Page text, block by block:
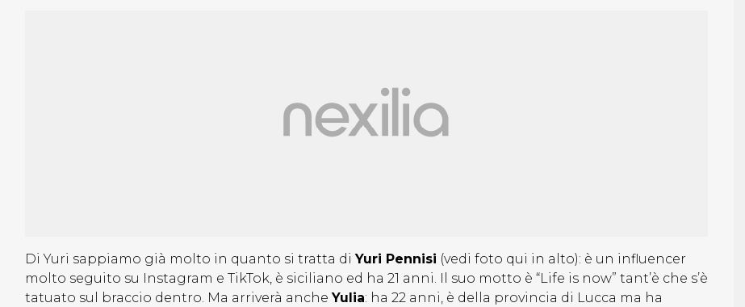
Di Yuri sappiamo già molto in quanto si tratta diYuri Pennisi (vedi foto qui in alto): è un influencer
molto seguito su Instagram e TikTok, è siciliano ed ha 21 anni. Il suo motto è “Life is now” tant’è che s’è
tatuato sul braccio dentro. Ma arriverà ancheYulia: ha 22 anni, è della provincia di Lucca ma ha